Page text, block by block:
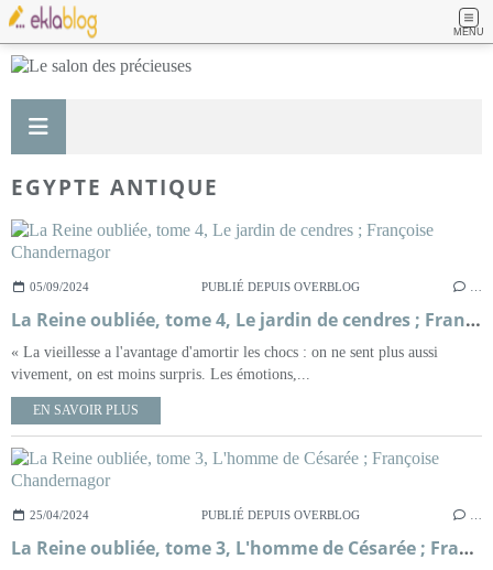
MENU
EGYPTE ANTIQUE
05/09/2024 PUBLIÉ DEPUIS OVERBLOG
La Reine oubliée, tome 4, Le jardin de cendres ; Françoise Chandernagor
« La vieillesse a l'avantage d'amortir les chocs : on ne sent plus aussi
vivement, on est moins surpris. Les émotions,...
EN SAVOIR PLUS
25/04/2024 PUBLIÉ DEPUIS OVERBLOG
La Reine oubliée, tome 3, L'homme de Césarée ; Françoise Chandernagor